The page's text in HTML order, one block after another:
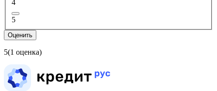
4
5
Оценить
5(1 оценка)